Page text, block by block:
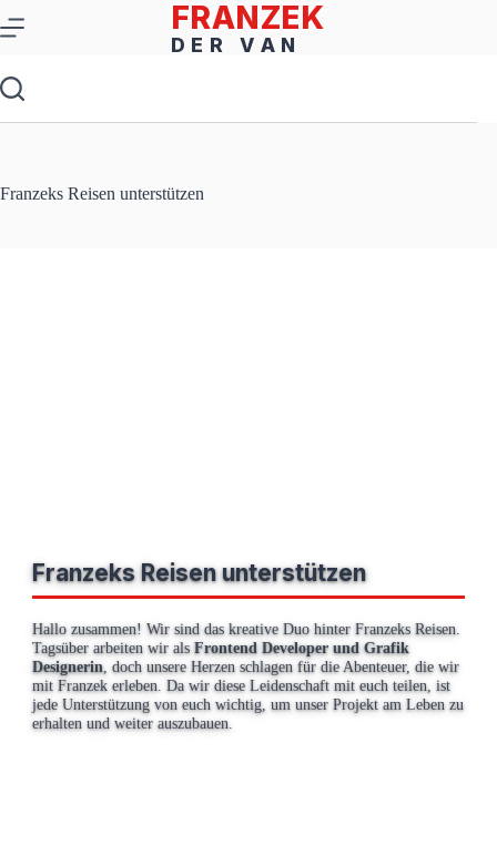
Inhalt
Franzeks Reisen unterstützen
Franzeks Reisen unterstützen
Hallo zusammen! Wir sind das kreative Duo hinter Franzeks Reisen.
Tagsüber arbeiten wir alsFrontend Developer und Grafik
Designerin, doch unsere Herzen schlagen für die Abenteuer, die wir
mit Franzek erleben. Da wir diese Leidenschaft mit euch teilen, ist
jede Unterstützung von euch wichtig, um unser Projekt am Leben zu
erhalten und weiter auszubauen.